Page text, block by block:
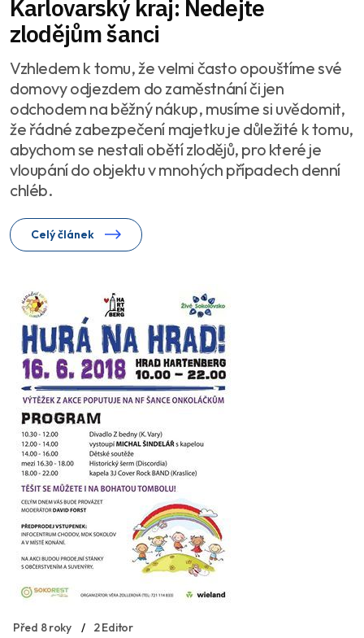
Karlovarský kraj: Nedejte
zlodějům šanci
Vzhledem k tomu, že velmi často opouštíme své
domovy odjezdem do zaměstnání či jen
odchodem na běžný nákup, musíme si uvědomit,
že řádné zabezpečení majetku je důležité k tomu,
abychom se nestali obětí zlodějů, pro které je
vloupání do objektu v mnohých případech denní
chléb.
Celý článek
Před 8 roky 2 Editor